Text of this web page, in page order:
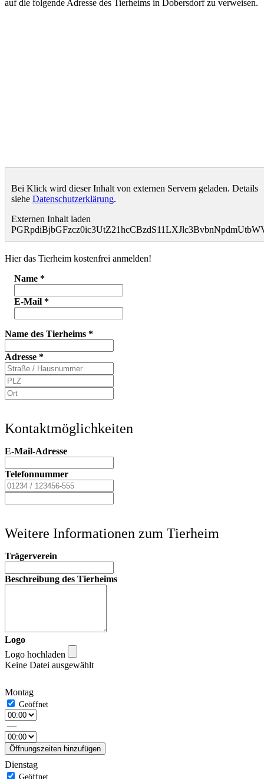
auf die folgende Adresse des Tierheims in Dobersdorf zu verweisen.
Bei Klick wird dieser Inhalt von externen Servern geladen. Details
siehe Datenschutzerklärung.
Externen Inhalt laden
Hier das Tierheim kostenfrei anmelden!
Name *
E-Mail *
Name des Tierheims *
Adresse *
Kontaktmöglichkeiten
E-Mail-Adresse
Telefonnummer
Weitere Informationen zum Tierheim
Trägerverein
Beschreibung des Tierheims
Logo
Logo hochladen
Keine Datei ausgewählt
Montag
—
Öffnungszeiten hinzufügen
Dienstag